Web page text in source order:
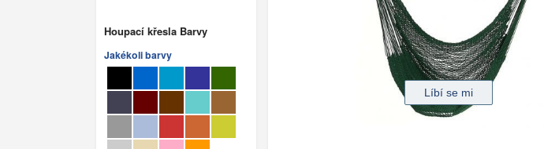
Houpací křesla Barvy
Jakékoli barvy